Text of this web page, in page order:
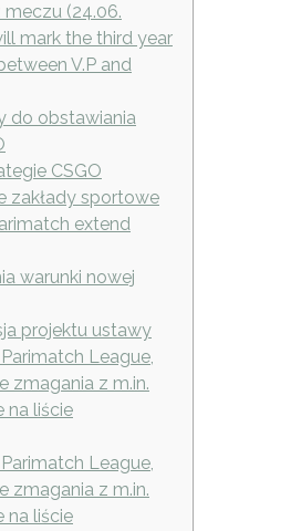
(24.06.
mark the third year
V.P and
do obstawiania
CSGO
zakłady sportowe
extend
warunki nowej
projektu ustawy
League,
zmagania z m.in.
na liście
League,
zmagania z m.in.
na liście